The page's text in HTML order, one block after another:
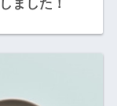
ました！